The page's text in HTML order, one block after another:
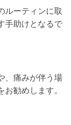
ルーティンに取
手助けとなるで
、痛みが伴う場
勧めします。